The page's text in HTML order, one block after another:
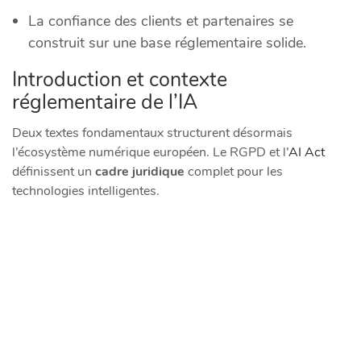
La confiance des clients et partenaires se
construit sur une base réglementaire solide.
Introduction et contexte
réglementaire de l’IA
Deux textes fondamentaux structurent désormais
l’écosystème numérique européen. Le RGPD et l’AI Act
définissent un cadre juridique complet pour les
technologies intelligentes.